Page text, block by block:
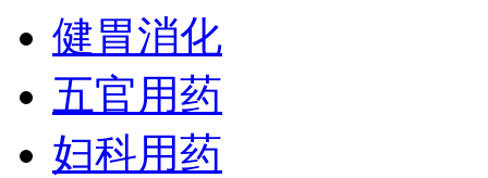
健胃消化
五官用药
妇科用药